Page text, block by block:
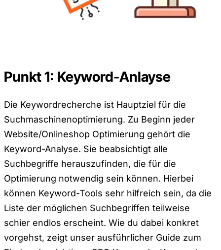
Punkt 1: Keyword-Anlayse
Die Keywordrecherche ist Hauptziel für die
Suchmaschinenoptimierung. Zu Beginn jeder
Website/Onlineshop Optimierung gehört die
Keyword-Analyse. Sie beabsichtigt alle
Suchbegriffe herauszufinden, die für die
Optimierung notwendig sein können. Hierbei
können Keyword-Tools sehr hilfreich sein, da die
Liste der möglichen Suchbegriffen teilweise
schier endlos erscheint. Wie du dabei konkret
vorgehst, zeigt unser ausführlicher Guide zum